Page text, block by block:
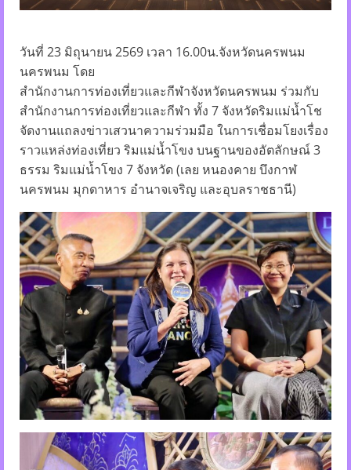
วันที่ 23 มิถุนายน 2569 เวลา 16.00น.จังหวัดนครพนม
นครพนม โดย
สำนักงานการท่องเที่ยวและกีฬาจังหวัดนครพนม ร่วมกับ
สำนักงานการท่องเที่ยวและกีฬา ทั้ง 7 จังหวัดริมแม่น้ำโช
จัดงานแถลงข่าวเสวนาความร่วมมือ ในการเชื่อมโยงเรื่อง
ราวแหล่งท่องเที่ยว ริมแม่น้ำโขง บนฐานของอัตลักษณ์ 3
ธรรม ริมแม่น้ำโขง 7 จังหวัด (เลย หนองคาย บึงกาฬ
นครพนม มุกดาหาร อำนาจเจริญ และอุบลราชธานี)